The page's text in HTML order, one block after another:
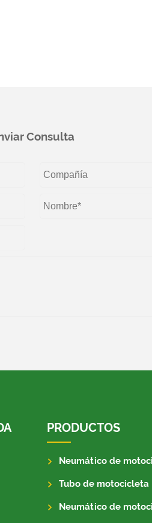
Consulta
PRODUCTOS
Neumático de
Tubo de motocicleta
Neumático de